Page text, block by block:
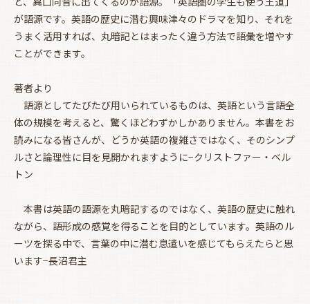
お買い物を続ける カートへ進む
が語源です。英語の歴史に潜む興味津々のドラマを知り、それを
うまく活用すれば、丸暗記とはまったく違う方法で語彙を増やす
ことができます。
著者より
語源としてたびたび用いられているものは、英語という言語全
体の規模を考えると、驚くほどわずかしかありません。本書をお
読みになる皆さんが、どうか英語の複雑さではなく、そのシンプ
ルさと論理性に目を見開かれますように−クリストファー・ベル
トン
本書は英語の語源を丸暗記するのではなく、英語の歴史に触れ
ながら、語形成の感覚を得ることを目的としています。英語のル
ーツを探る中で、言葉の中に潜む息遣いを感じてもらえたらと思
います−長沼君主